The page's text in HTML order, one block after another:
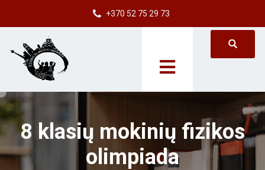
+370 52 75 29 73
8 klasių mokinių fizikos
olimpiada